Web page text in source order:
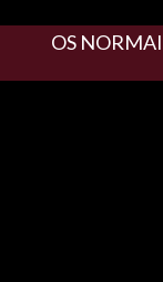
OS